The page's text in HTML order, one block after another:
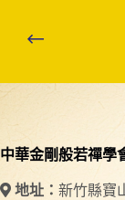
中華金剛般若禪學
地址： 新竹縣寶